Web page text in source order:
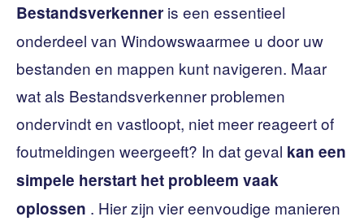
Bestandsverkenner is een essentieel
onderdeel van Windowswaarmee u door uw
bestanden en mappen kunt navigeren. Maar
wat als Bestandsverkenner problemen
ondervindt en vastloopt, niet meer reageert of
foutmeldingen weergeeft? In dat geval kan een
simpele herstart het probleem vaak
oplossen . Hier zijn vier eenvoudige manieren